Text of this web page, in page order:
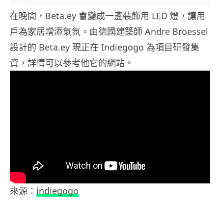
在晚間，Beta.ey 會變成一盞裝飾用 LED 燈，讓用
戶為家居增添氣氛。由德國建築師 Andre Broessel
設計的 Beta.ey 現正在 Indiegogo 為項目研發集
資，詳情可以參考他它的網站。
來源： indiegogo